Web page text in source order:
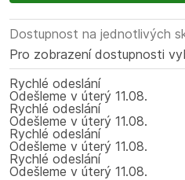
Dostupnost na jednotlivých
Pro zobrazení dostupnosti
Rychlé odeslání
Odešleme v úterý 11.08.
Rychlé odeslání
Odešleme v úterý 11.08.
Rychlé odeslání
Odešleme v úterý 11.08.
Rychlé odeslání
Odešleme v úterý 11.08.